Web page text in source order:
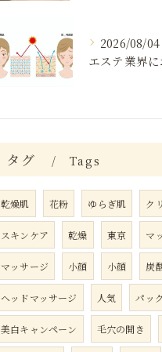
2026/08/04
タグ Tags
乾燥肌 花粉 ゆらぎ肌 ク
スキンケア 乾燥 東京 マ
マッサージ 小顔 小顔 炭
ヘッドマッサージ 人気 パック
美白キャンペーン 毛穴の開き